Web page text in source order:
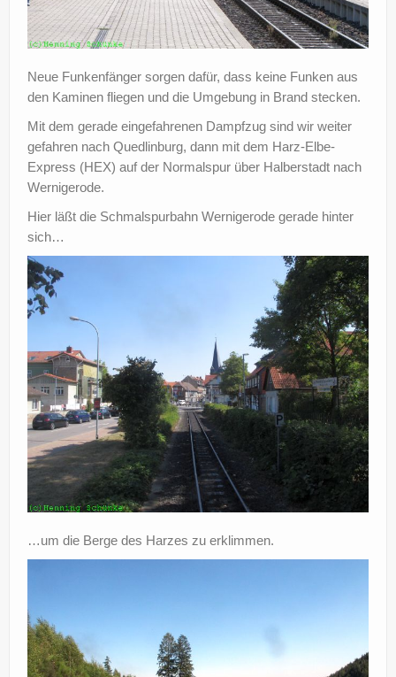
Neue Funkenfänger sorgen dafür, dass keine Funken aus
den Kaminen fliegen und die Umgebung in Brand stecken.
Mit dem gerade eingefahrenen Dampfzug sind wir weiter
gefahren nach Quedlinburg, dann mit dem Harz-Elbe-
Express (HEX) auf der Normalspur über Halberstadt nach
Wernigerode.
Hier läßt die Schmalspurbahn Wernigerode gerade hinter
sich…
…um die Berge des Harzes zu erklimmen.